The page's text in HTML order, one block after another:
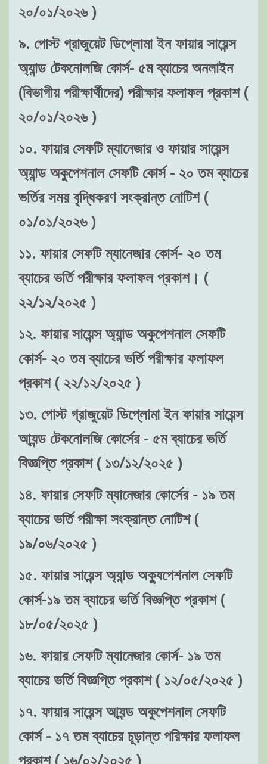
২০/০১/২০২৬ )
৯. পোস্ট গ্রাজুয়েট ডিপ্লোমা ইন ফায়ার সায়েন্স
অ্যান্ড টেকনোলজি কোর্স- ৫ম ব্যাচের অনলাইন
(বিভাগীয় পরীক্ষার্থীদের) পরীক্ষার ফলাফল প্রকাশ (
২০/০১/২০২৬ )
১০. ফায়ার সেফটি ম্যানেজার ও ফায়ার সায়েন্স
অ্যান্ড অকুপেশনাল সেফটি কোর্স - ২০ তম ব্যাচের
ভর্তির সময় বৃদ্ধিকরণ সংক্রান্ত নোটিশ (
০১/০১/২০২৬ )
১১. ফায়ার সেফটি ম্যানেজার কোর্স- ২০ তম
ব্যাচের ভর্তি পরীক্ষার ফলাফল প্রকাশ। (
২২/১২/২০২৫ )
১২. ফায়ার সায়েন্স অ্যান্ড অকুপেশনাল সেফটি
কোর্স- ২০ তম ব্যাচের ভর্তি পরীক্ষার ফলাফল
প্রকাশ ( ২২/১২/২০২৫ )
১৩. পোস্ট গ্রাজুয়েট ডিপ্লোমা ইন ফায়ার সায়েন্স
আ্যন্ড টেকনোলজি কোর্সের - ৫ম ব্যাচের ভর্তি
বিজ্ঞপ্তি প্রকাশ ( ১৩/১২/২০২৫ )
১৪. ফায়ার সেফটি ম্যানেজার কোর্সের - ১৯ তম
ব্যাচের ভর্তি পরীক্ষা সংক্রান্ত নোটিশ (
১৯/০৬/২০২৫ )
১৫. ফায়ার সায়েন্স অ্যান্ড অক্যুপেশনাল সেফটি
কোর্স-১৯ তম ব্যাচের ভর্তি বিজ্ঞপ্তি প্রকাশ (
১৮/০৫/২০২৫ )
১৬. ফায়ার সেফটি ম্যানেজার কোর্স- ১৯ তম
ব্যাচের ভর্তি বিজ্ঞপ্তি প্রকাশ ( ১২/০৫/২০২৫ )
১৭. ফায়ার সায়েন্স আ্যন্ড অকুপেশনাল সেফটি
কোর্স - ১৭ তম ব্যাচের চূড়ান্ত পরিক্ষার ফলাফল
প্রকাশ ( ১৬/০২/২০২৫ )